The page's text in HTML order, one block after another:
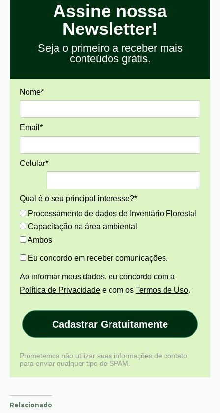
Assine nossa
Newsletter!
Seja o primeiro a receber mais
conteúdos grátis.
Nome*
Email*
Celular*
Qual é o seu principal interesse?*
Processamento de dados de Inventário Florestal
Capacitação na área ambiental
Ambos
Eu concordo em receber comunicações.
Ao informar meus dados, eu concordo com a
Política de Privacidade e com os Termos de Uso.
Cadastrar Gratuitamente
Prometemos não utilizar suas informações de contato
para enviar qualquer tipo de SPAM.
Relacionado